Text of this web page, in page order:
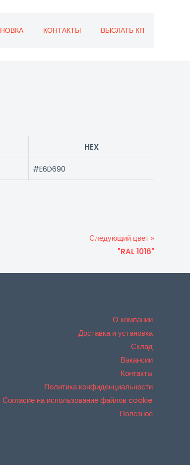
КОНТАКТЫ ВЫСЛАТЬ КП
HEX
#E6D690
Следующий цвет »
"RAL 1016"
О компании
Доставка и установка
Склад
Вакансии
Контакты
Политика конфиденциальности
Согласие на использование файлов cookie
Полезное